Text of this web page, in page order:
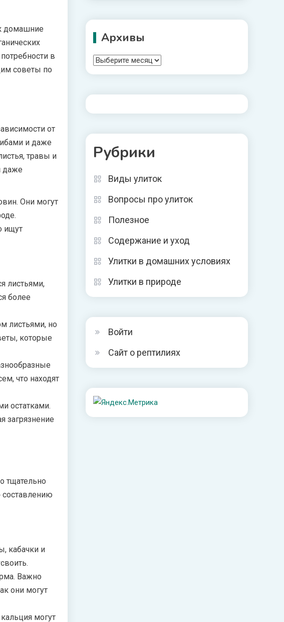
домашние
в
советы по
от
и даже
травы и
даже
Они могут
ищут
листьями,
более
листьями, но
которые
что находят
остатками.
загрязнение
тщательно
составлению
кабачки и
Важно
они могут
могут
Архивы
Архивы
Рубрики
Виды улиток
Вопросы про улиток
Полезное
Содержание и уход
Улитки в домашних условиях
Улитки в природе
Войти
Сайт о рептилиях